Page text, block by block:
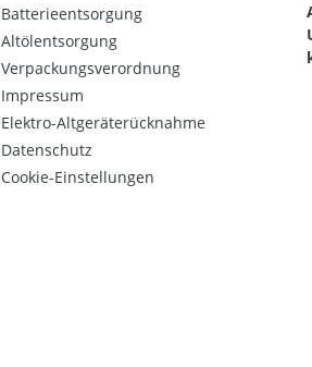
Batterieentsorgung
Altölentsorgung
Verpackungsverordnung
Impressum
Elektro-Altgeräterücknahme
Datenschutz
Cookie-Einstellungen